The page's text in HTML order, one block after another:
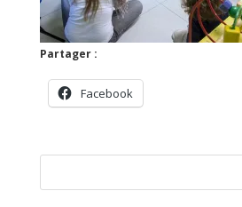
Partager :
Facebook